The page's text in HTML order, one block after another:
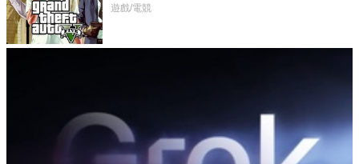
在開掛！」
遊戲/電競